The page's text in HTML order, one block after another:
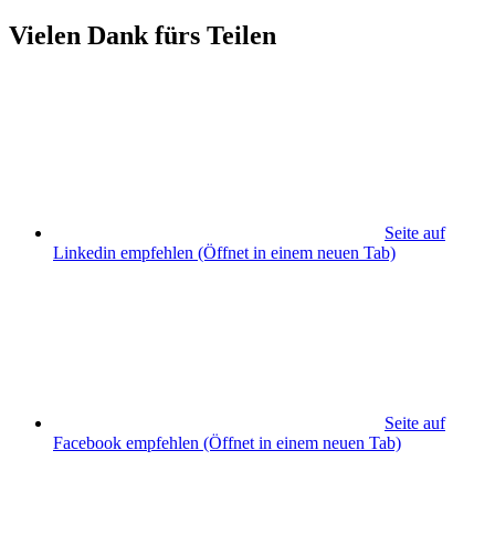
Vielen Dank fürs Teilen
Seite auf
Linkedin empfehlen (Öffnet in einem neuen Tab)
Seite auf
Facebook empfehlen (Öffnet in einem neuen Tab)